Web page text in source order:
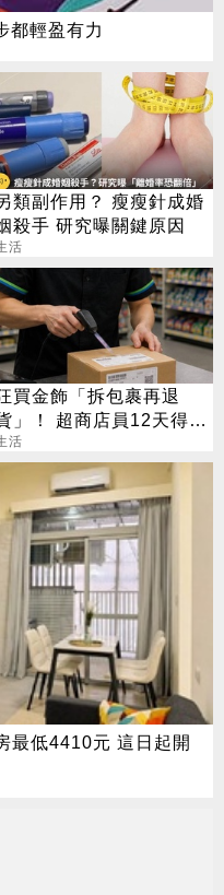
都輕盈有力
類副作用？ 瘦瘦針成婚
殺手 研究曝關鍵原因
活
買金飾「拆包裹再退
」！ 超商店員12天得手
萬 下場出爐
活
最低4410元 這日起開